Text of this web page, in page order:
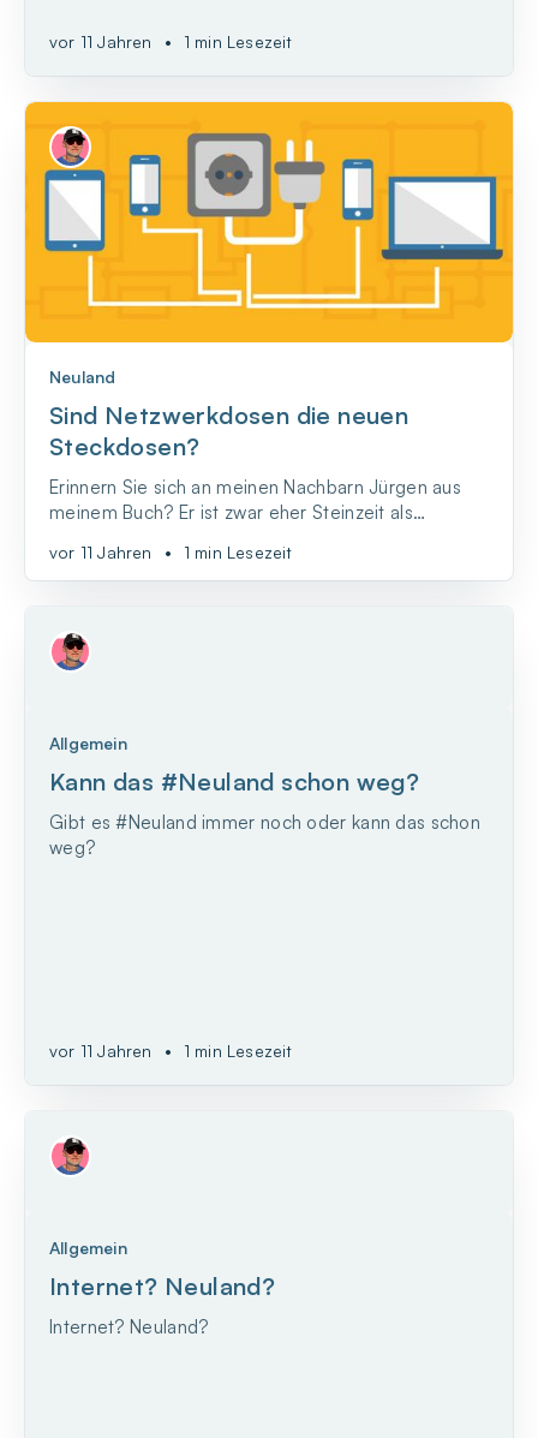
vor 11 Jahren • 1 min Lesezeit
Neuland
Sind Netzwerkdosen die neuen
Steckdosen?
Erinnern Sie sich an meinen Nachbarn Jürgen aus
meinem Buch? Er ist zwar eher Steinzeit als
Freund. Und wenn es um Digitales geht, bin ich
immer noch sein erster Ansprechpartner. So auch
vor 11 Jahren • 1 min Lesezeit
Allgemein
Kann das #Neuland schon weg?
Gibt es #Neuland immer noch oder kann das schon
weg?
vor 11 Jahren • 1 min Lesezeit
Allgemein
Internet? Neuland?
Internet? Neuland?